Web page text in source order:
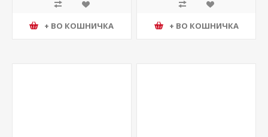
+ ВО КОШНИЧКА + ВО КОШНИЧКА